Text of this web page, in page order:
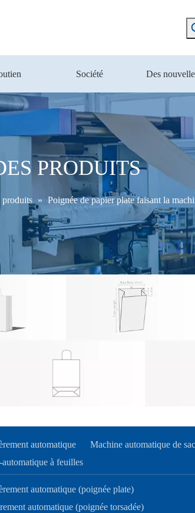
Société Des
PRODUITS
produits » Poignée de papier plate faisant la
automatique
Machine automatique de
à feuilles
automatique (poignée plate)
automatique (poignée torsadée)